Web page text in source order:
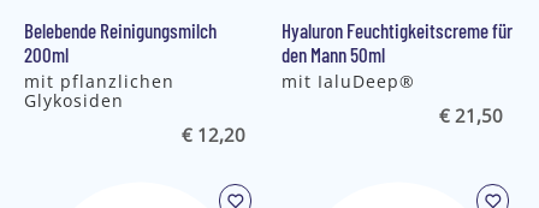
Belebende Reinigungsmilch
200ml
mit pflanzlichen
Glykosiden
€ 12,20
Hyaluron Feuchtigkeitscreme für
den Mann 50ml
mit IaluDeep®
€ 21,50